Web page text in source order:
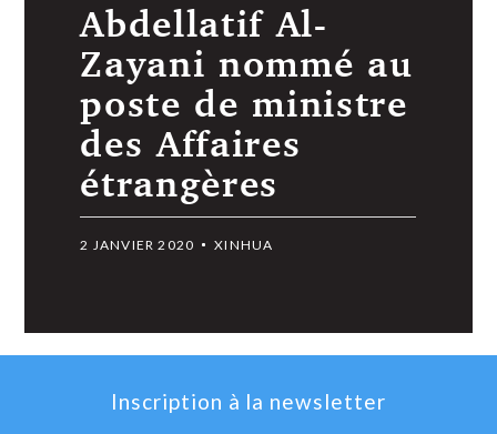
Abdellatif Al-
Zayani nommé au
poste de ministre
des Affaires
étrangères
2 JANVIER 2020 XINHUA
Inscription à la newsletter